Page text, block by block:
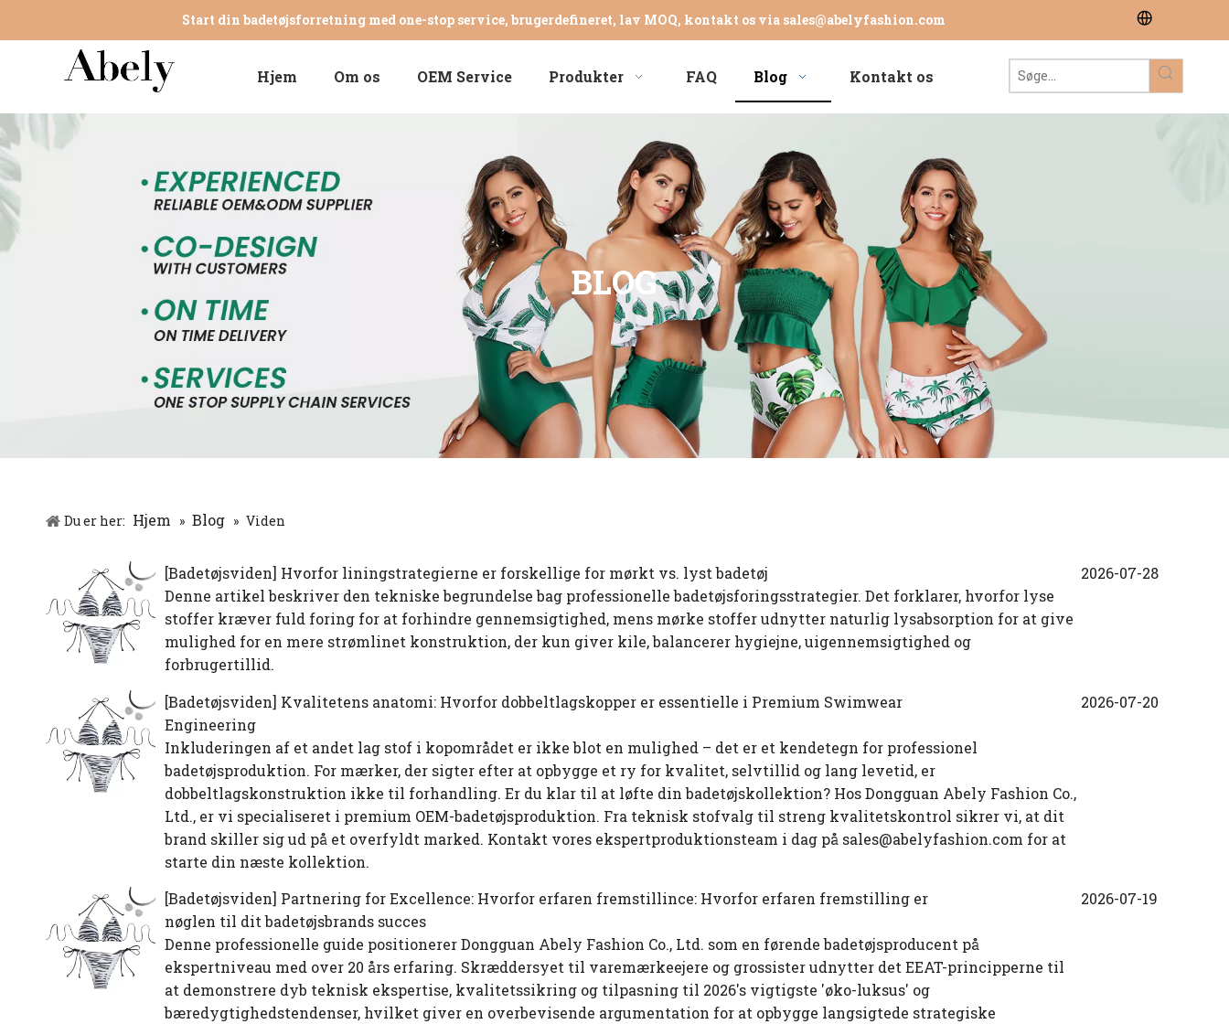
Start din badetøjsforretning med one-stop service, brugerdefineret, lav MOQ, kontakt os via sales@abelyfashion.com
Hjem Om os OEM Service Produkter FAQ Blog Kontakt os
BLOG
Du er her: Hjem » Blog » Viden
[Badetøjsviden] Hvorfor liningstrategierne er forskellige for mørkt vs. lyst badetøj
Denne artikel beskriver den tekniske begrundelse bag professionelle badetøjsforingsstrategier. Det forklarer, hvorfor lyse
stoffer kræver fuld foring for at forhindre gennemsigtighed, mens mørke stoffer udnytter naturlig lysabsorption for at give
mulighed for en mere strømlinet konstruktion, der kun giver kile, balancerer hygiejne, uigennemsigtighed og
forbrugertillid.
2026-07-28
[Badetøjsviden] Kvalitetens anatomi: Hvorfor dobbeltlagskopper er essentielle i Premium Swimwear
Engineering
Inkluderingen af ​​et andet lag stof i kopområdet er ikke blot en mulighed – det er et kendetegn for professionel
badetøjsproduktion. For mærker, der sigter efter at opbygge et ry for kvalitet, selvtillid og lang levetid, er
dobbeltlagskonstruktion ikke til forhandling. Er du klar til at løfte din badetøjskollektion? Hos Dongguan Abely Fashion Co.,
Ltd., er vi specialiseret i premium OEM-badetøjsproduktion. Fra teknisk stofvalg til streng kvalitetskontrol sikrer vi, at dit
brand skiller sig ud på et overfyldt marked. Kontakt vores ekspertproduktionsteam i dag på sales@abelyfashion.com for at
starte din næste kollektion.
2026-07-20
[Badetøjsviden] Partnering for Excellence: Hvorfor erfaren fremstillince: Hvorfor erfaren fremstilling er
nøglen til dit badetøjsbrands succes
Denne professionelle guide positionerer Dongguan Abely Fashion Co., Ltd. som en førende badetøjsproducent på
ekspertniveau med over 20 års erfaring. Skræddersyet til varemærkeejere og grossister udnytter det EEAT-principperne til
at demonstrere dyb teknisk ekspertise, kvalitetssikring og tilpasning til 2026's vigtigste 'øko-luksus' og
bæredygtighedstendenser, hvilket giver en overbevisende argumentation for at opbygge langsigtede strategiske
2026-07-19